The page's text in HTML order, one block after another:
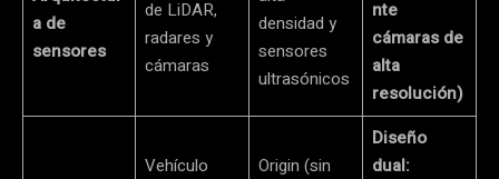
a de
sensores
de LiDAR,
radares y
cámaras
densidad y
sensores
ultrasónicos
nte
cámaras de
alta
resolución)
Vehículo
Origin (sin
Diseño
dual: